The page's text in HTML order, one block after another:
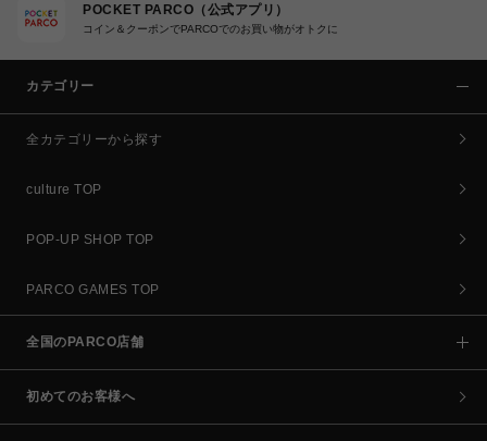
POCKET PARCO（公式アプリ）
コイン＆クーポンでPARCOでのお買い物がオトクに
カテゴリー
全カテゴリーから探す
culture TOP
POP-UP SHOP TOP
PARCO GAMES TOP
全国のPARCO店舗
初めてのお客様へ